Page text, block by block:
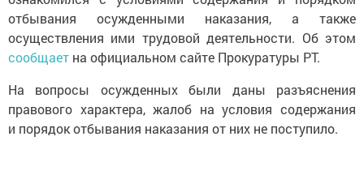
отбывания осужденными наказания, а также
осуществления ими трудовой деятельности. Об этом
сообщает на официальном сайте Прокуратуры РТ.
На вопросы осужденных были даны разъяснения
правового характера, жалоб на условия содержания
и порядок отбывания наказания от них не поступило.